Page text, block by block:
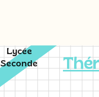
Lycée
Seconde